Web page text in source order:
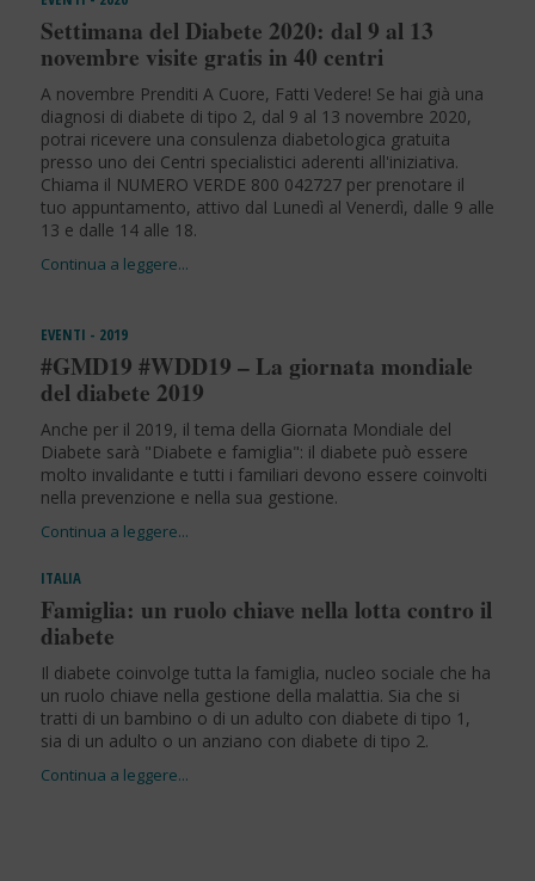
Settimana del Diabete 2020: dal 9 al 13
novembre visite gratis in 40 centri
A novembre Prenditi A Cuore, Fatti Vedere! Se hai già una
diagnosi di diabete di tipo 2, dal 9 al 13 novembre 2020,
potrai ricevere una consulenza diabetologica gratuita
presso uno dei Centri specialistici aderenti all'iniziativa.
Chiama il NUMERO VERDE 800 042727 per prenotare il
tuo appuntamento, attivo dal Lunedì al Venerdì, dalle 9 alle
13 e dalle 14 alle 18.
EVENTI - 2019
#GMD19 #WDD19 – La giornata mondiale
del diabete 2019
Anche per il 2019, il tema della Giornata Mondiale del
Diabete sarà "Diabete e famiglia": il diabete può essere
molto invalidante e tutti i familiari devono essere coinvolti
nella prevenzione e nella sua gestione.
ITALIA
Famiglia: un ruolo chiave nella lotta contro il
diabete
Il diabete coinvolge tutta la famiglia, nucleo sociale che ha
un ruolo chiave nella gestione della malattia. Sia che si
tratti di un bambino o di un adulto con diabete di tipo 1,
sia di un adulto o un anziano con diabete di tipo 2.